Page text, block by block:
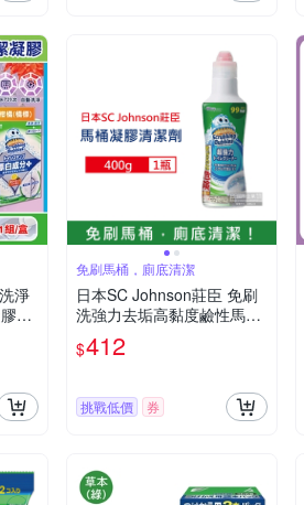
淨
38
替
香
免刷馬桶，廁底清潔
日本SC Johnson莊臣 免刷
洗強力去垢高黏度鹼性馬桶
凝膠清潔劑400g/瓶(約2分
鐘瞬效潔淨版)
$412
挑戰低價 券